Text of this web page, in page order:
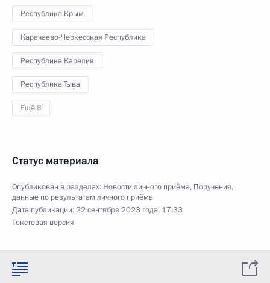
Республика Крым
Карачаево-Черкесская Республика
Республика Карелия
Республика Тыва
Ещё 8
Статус материала
Опубликован в разделах: Новости личного приёма, Поручения,
данные по результатам личного приёма
Дата публикации:22 сентября 2023 года, 17:33
Текстовая версия